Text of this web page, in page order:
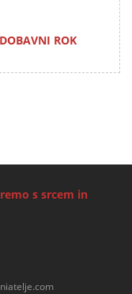
ROK
s srcem in